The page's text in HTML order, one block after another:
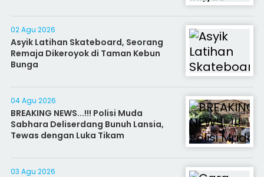
02 Agu 2026
Asyik Latihan Skateboard, Seorang
Remaja Dikeroyok di Taman Kebun
Bunga
04 Agu 2026
BREAKING NEWS...!!! Polisi Muda
Sabhara Deliserdang Bunuh Lansia,
Tewas dengan Luka Tikam
03 Agu 2026